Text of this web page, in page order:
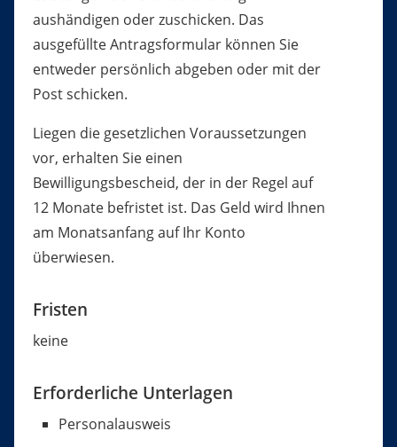
aushändigen oder zuschicken. Das
ausgefüllte Antragsformular können Sie
entweder persönlich abgeben oder mit der
Post schicken.
Liegen die gesetzlichen Voraussetzungen
vor, erhalten Sie einen
Bewilligungsbescheid, der in der Regel auf
12 Monate befristet ist. Das Geld wird Ihnen
am Monatsanfang auf Ihr Konto
überwiesen.
Fristen
keine
Erforderliche Unterlagen
Personalausweis